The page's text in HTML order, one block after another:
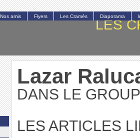
LES
Lazar
DANS LE
LES ARTICLES
Nos amis Flyers Les Cramés Diaporama